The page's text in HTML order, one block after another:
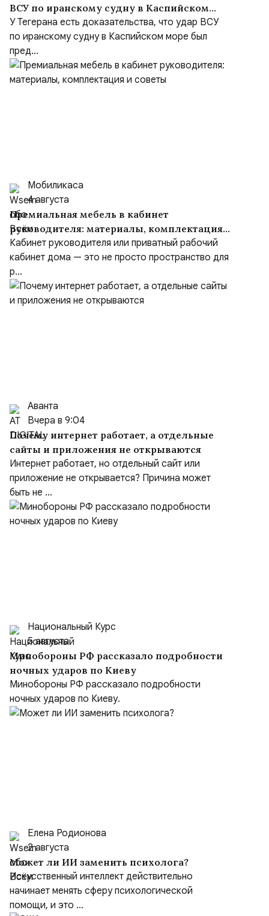
ВСУ по иранскому судну в Каспийском
море был преднамеренным, несмотря на
заверения Киева
У Тегерана есть доказательства, что удар ВСУ
по иранскому судну в Каспийском море был
пред...
Мобиликаса
4 августа
Премиальная мебель в кабинет
руководителя: материалы, комплектация
и советы
Кабинет руководителя или приватный рабочий
кабинет дома — это не просто пространство для
р...
Аванта
Вчера в 9:04
Почему интернет работает, а отдельные
сайты и приложения не открываются
Интернет работает, но отдельный сайт или
приложение не открывается? Причина может
быть не ...
Национальный Курс
5 августа
Минобороны РФ рассказало подробности
ночных ударов по Киеву
Минобороны РФ рассказало подробности
ночных ударов по Киеву.
Елена Родионова
2 августа
Может ли ИИ заменить психолога?
Искусственный интеллект действительно
начинает менять сферу психологической
помощи, и это ...